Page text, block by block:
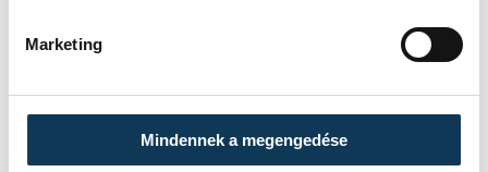
Marketing
Mindennek a megengedése
Veszprém 1–3 (0–1)